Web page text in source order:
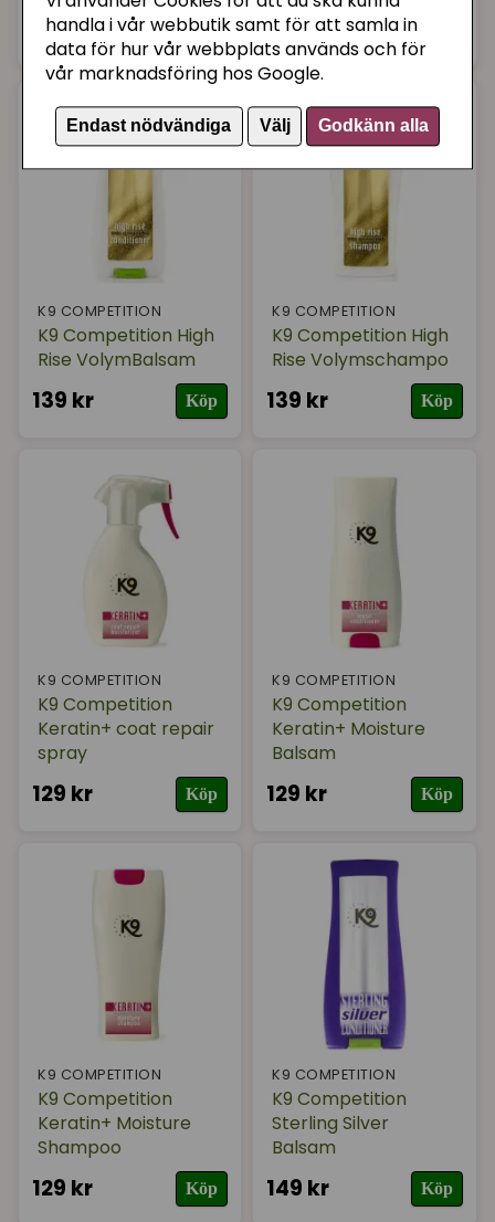
handla i vår webbutik samt för att samla in
data för hur vår webbplats används och för
vår marknadsföring hos Google.
Endast nödvändiga Välj Godkänn alla
129 kr Köp 159 kr
K9 COMPETITION
K9 Competition High
Rise VolymBalsam
139 kr Köp
K9 COMPETITION
K9 Competition High
Rise Volymschampo
139 kr Köp
K9 COMPETITION
K9 Competition
Keratin+ coat repair
spray
129 kr Köp
K9 COMPETITION
K9 Competition
Keratin+ Moisture
Balsam
129 kr Köp
K9 COMPETITION
K9 Competition
Keratin+ Moisture
Shampoo
129 kr Köp
K9 COMPETITION
K9 Competition
Sterling Silver
Balsam
149 kr Köp